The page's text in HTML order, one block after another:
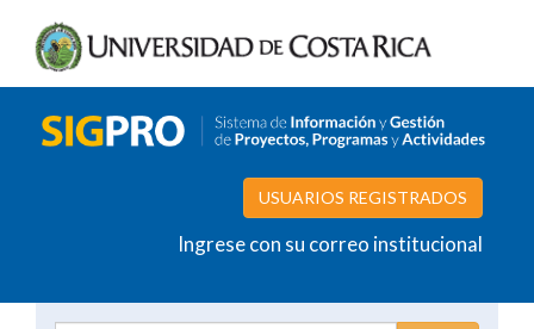
USUARIOS REGISTRADOS
Ingrese con su correo institucional